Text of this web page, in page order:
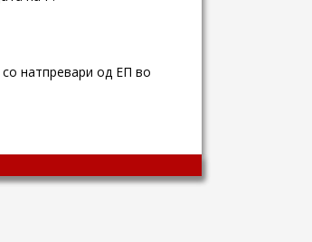
натпревари од ЕП во
provides